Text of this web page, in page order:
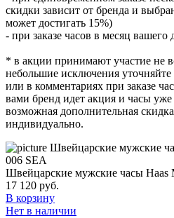
скидки зависит от бренда и
может достигать 15%)
- при заказе часов в месяц вашего
* в акции принимают участие не
небольшие исключения уточняйте
или в комментариях при заказе
вами бренд идет акция и часы уже
возможная дополнительная
индивидуально.
Швейцарские мужские часы Haas
17 120 руб.
В корзину
Нет в наличии